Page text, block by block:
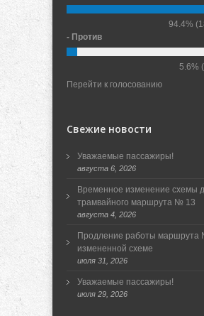
94.4%
- Против
5.6%
Перейти к голосованию
Свежие новости
Уважаемые пассажиры!
августа 6, 2026
Временное изменение схемы
трамвайного маршрута № 13
августа 4, 2026
Продление работы маршрута
измененной схеме
июля 31, 2026
Уважаемые пассажиры!
июля 29, 2026